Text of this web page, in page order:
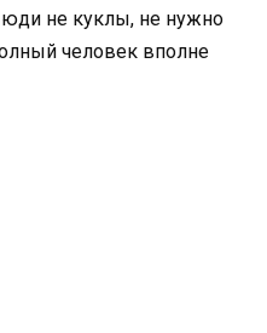
не куклы, не нужно
человек вполне